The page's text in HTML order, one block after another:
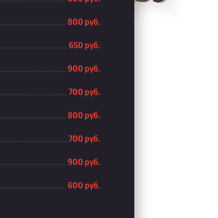
800 руб.
650 руб.
900 руб.
700 руб.
800 руб.
700 руб.
900 руб.
600 руб.